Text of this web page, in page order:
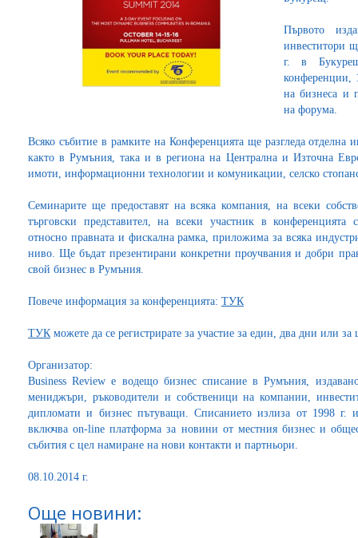
Първото
инвеститори
г. в
конференции,
на бизнеса и
на форума.
Всяко събитие в рамките на Конференцията ще разгледа отделна
както в Румъния, така и в региона на Централна и Източна
имоти, информационни технологии и комуникации, селско
Семинарите ще предоставят на всяка компания, на всеки
търговски представител, на всеки участник в конференцията
относно правната и фискална рамка, приложима за всяка
ниво. Ще бъдат презентирани конкретни проучвания и добри
свой бизнес в Румъния.
Повече информация за конференцията: ТУК
ТУКможете да се регистрирате за участие за един, два дни или за
Организатор:
Business Review е водещо бизнес списание в Румъния,
мениджъри, ръководители и собственици на компании,
дипломати и бизнес пътуващи. Списанието излиза от 1998 г.
включва on-line платформа за новини от местния бизнес и
събития с цел намиране на нови контакти и партньори.
08.10.2014 г.
Още новини: